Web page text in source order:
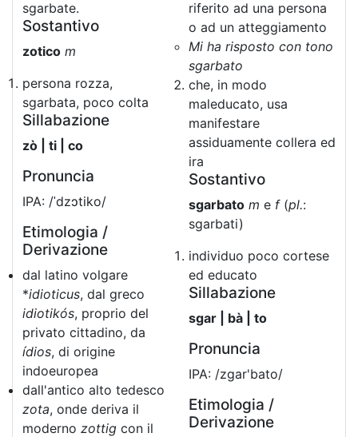
sgarbate.
Sostantivo
zotico m
persona rozza,
sgarbata, poco colta
Sillabazione
zò | ti | co
Pronuncia
IPA: /ˈdzɔtiko/
Etimologia /
Derivazione
dal latino volgare
*idioticus, dal greco
idiotikós, proprio del
privato cittadino, da
ídios, di origine
indoeuropea
dall'antico alto tedesco
zota, onde deriva il
moderno zottig con il
riferito ad una persona
o ad un atteggiamento
Mi ha risposto con tono
sgarbato
che, in modo
maleducato, usa
manifestare
assiduamente collera ed
ira
Sostantivo
sgarbato m e f(pl.:
sgarbati)
individuo poco cortese
ed educato
Sillabazione
sgar | bà | to
Pronuncia
IPA: /zgar'bato/
Etimologia /
Derivazione